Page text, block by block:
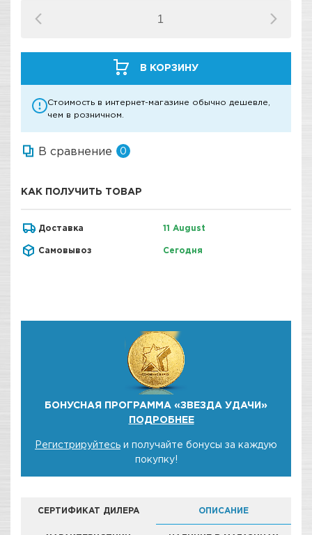
В КОРЗИНУ
Стоимость в интернет-магазине обычно дешевле,
чем в розничном.
В сравнение 0
КАК ПОЛУЧИТЬ ТОВАР
Доставка 11 August
Самовывоз Сегодня
БОНУСНАЯ ПРОГРАММА «ЗВЕЗДА УДАЧИ»
ПОДРОБНЕЕ
Регистрируйтесь и получайте бонусы за каждую
покупку!
СЕРТИФИКАТ ДИЛЕРА ОПИСАНИЕ